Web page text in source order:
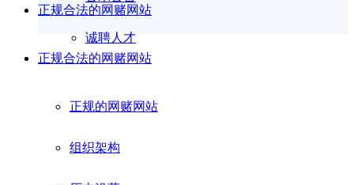
诚聘人才
正规合法的网赌网站
正规合法的网赌网站
正规的网赌网站
组织架构